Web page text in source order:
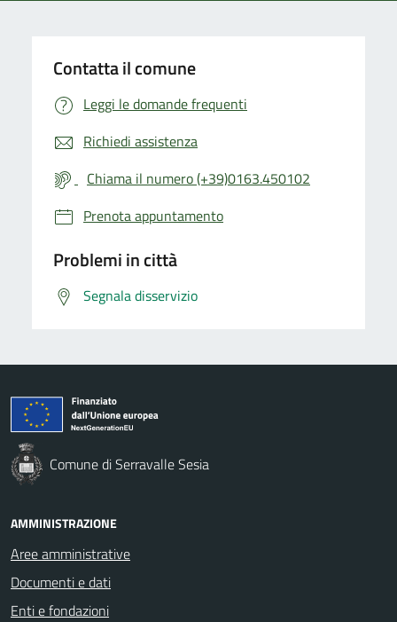
Contatta il comune
Leggi le domande frequenti
Richiedi assistenza
Chiama il numero (+39)0163.450102
Prenota appuntamento
Problemi in città
Segnala disservizio
Comune di Serravalle Sesia
AMMINISTRAZIONE
Aree amministrative
Documenti e dati
Enti e fondazioni